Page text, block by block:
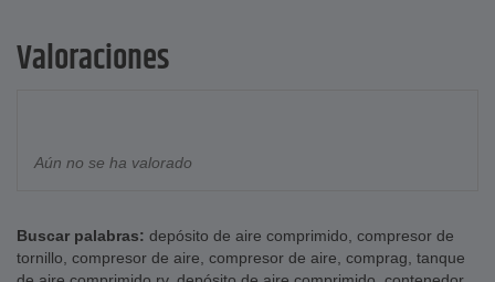
Valoraciones
Aún no se ha valorado
Buscar palabras: depósito de aire comprimido, compresor de
tornillo, compresor de aire, compresor de aire, comprag, tanque